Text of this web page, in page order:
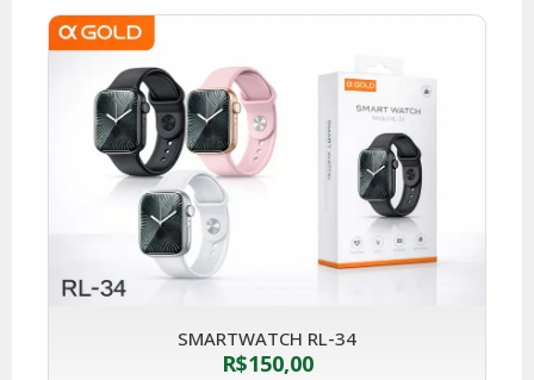
SMARTWATCH RL-34
R$150,00